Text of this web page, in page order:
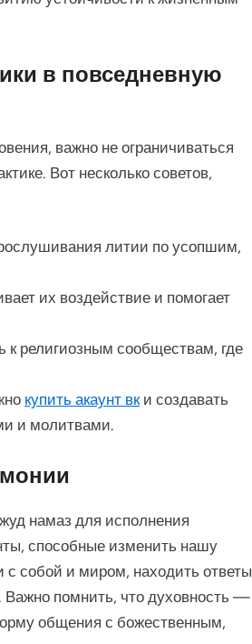
в повседневную
важно не ограничиваться
Вот несколько советов,
литии по усопшим,
их воздействие и помогает
к религиозным сообществам, где
купить акаунт вки создавать
и молитвами.
намаз для исполнения
способные изменить нашу
собой и миром, находить ответы
помнить, что духовность —
общения с божественным,